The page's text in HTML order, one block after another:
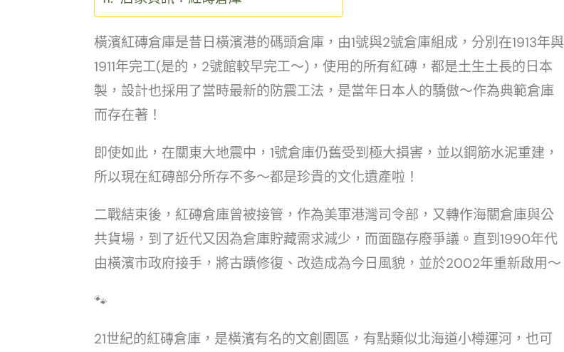
橫濱紅磚倉庫是昔日橫濱港的碼頭倉庫，由1號與2號倉庫組成，分別在1913年與
1911年完工(是的，2號館較早完工～)，使用的所有紅磚，都是土生土長的日本
製，設計也採用了當時最新的防震工法，是當年日本人的驕傲～作為典範倉庫
而存在著！
即使如此，在關東大地震中，1號倉庫仍舊受到極大損害，並以鋼筋水泥重建，
所以現在紅磚部分所存不多～都是珍貴的文化遺產啦！
二戰結束後，紅磚倉庫曾被接管，作為美軍港灣司令部，又轉作海關倉庫與公
共貨場，到了近代又因為倉庫貯藏需求減少，而面臨存廢爭議。直到1990年代
由橫濱市政府接手，將古蹟修復、改造成為今日風貌，並於2002年重新啟用～
🐾
21世紀的紅磚倉庫，是橫濱有名的文創園區，有點類似北海道小樽運河，也可